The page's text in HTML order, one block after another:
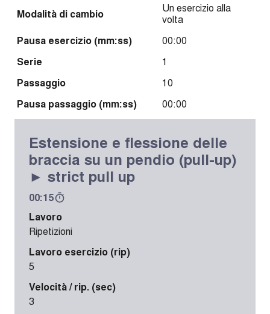
Modalità di cambio
Un esercizio alla
volta
Pausa esercizio (mm:ss)
00:00
Serie
1
Passaggio
10
Pausa passaggio (mm:ss)
00:00
Estensione e flessione delle
braccia su un pendio (pull-up)
► strict pull up
00:15
Lavoro
Ripetizioni
Lavoro esercizio (rip)
5
Velocità / rip. (sec)
3